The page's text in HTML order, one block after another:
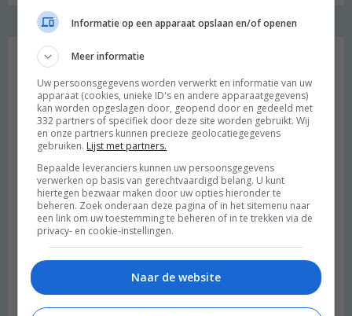
Favoriet
Heimwee
Informatie op een apparaat opslaan en/of openen
Meer informatie
Uw persoonsgegevens worden verwerkt en informatie van uw
apparaat (cookies, unieke ID's en andere apparaatgegevens)
kan worden opgeslagen door, geopend door en gedeeld met
332 partners of specifiek door deze site worden gebruikt. Wij
en onze partners kunnen precieze geolocatiegegevens
gebruiken. Lijst met partners.
Bepaalde leveranciers kunnen uw persoonsgegevens
verwerken op basis van gerechtvaardigd belang. U kunt
hiertegen bezwaar maken door uw opties hieronder te
beheren. Zoek onderaan deze pagina of in het sitemenu naar
een link om uw toestemming te beheren of in te trekken via de
privacy- en cookie-instellingen.
Naar de website